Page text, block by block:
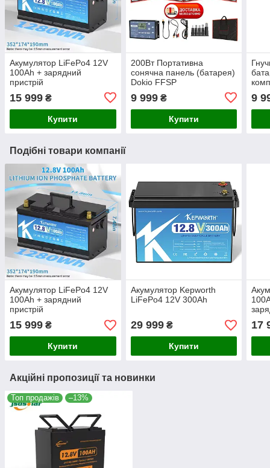
Акумулятор LiFePo4 12V
100Ah + зарядний
пристрій
15 999 ₴
Купити
200Вт Портативна
сонячна панель (батарея)
Dokio FFSP
9 999₴
Купити
9
Подібні товари компанії
Акумулятор LiFePo4 12V
100Ah + зарядний
пристрій
15 999 ₴
Купити
Акумулятор Kepworth
LiFePo4 12V 300Ah
29 999₴
Купити
17
Акційні пропозиції та новинки
Топ продажів –13%